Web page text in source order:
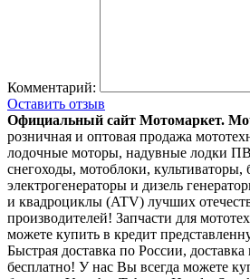
Комментарий:
Оставить отзыв
Официальный сайт Мотомаркет.
розничная и оптовая продажа
лодочные моторы, надувные лодки
снегоходы, мотоблоки, культиваторы,
электрогенераторы и дизель
и квадроциклы (ATV) лучших
производителей! Запчасти для
можете купить в кредит
Быстрая доставка по России,
бесплатно! У нас Вы всегда можете